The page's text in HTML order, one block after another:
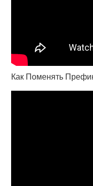
Как Поменять